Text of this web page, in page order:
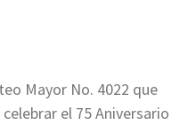
Mayor No. 4022 que
el 75 Aniversario